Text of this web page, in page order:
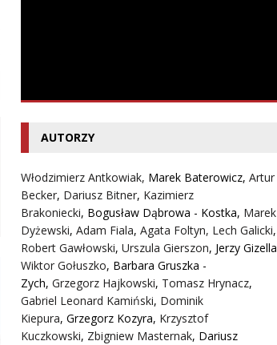
AUTORZY
Włodzimierz Antkowiak, Marek Baterowicz, Artur
Becker, Dariusz Bitner, Kazimierz
Brakoniecki, Bogusław Dąbrowa - Kostka, Marek
Dyżewski, Adam Fiala, Agata Foltyn, Lech Galicki,
Robert Gawłowski, Urszula Gierszon, Jerzy Gizella
Wiktor Gołuszko, Barbara Gruszka -
Zych, Grzegorz Hajkowski, Tomasz Hrynacz,
Gabriel Leonard Kamiński, Dominik
Kiepura, Grzegorz Kozyra, Krzysztof
Kuczkowski, Zbigniew Masternak, Dariusz